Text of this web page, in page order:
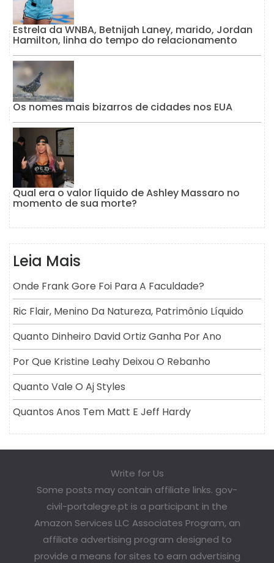
Estrela da WNBA, Betnijah Laney, marido, Jordan
Hamilton, linha do tempo do relacionamento
Os nomes mais bizarros de cidades nos EUA
Qual era o valor líquido de Ashley Massaro no
momento de sua morte?
Leia Mais
Onde Frank Gore Foi Para A Faculdade?
Ric Flair, Menino Da Natureza, Patrimônio Líquido
Quanto Dinheiro David Ortiz Ganha Por Ano
Por Que Kristine Leahy Deixou O Rebanho
Quanto Vale O Aj Styles
Quantos Anos Tem Matt E Jeff Hardy
Write for Us
Some posts may contain affiliate links. gov-
civil-portalegre.pt is a participant in the
Amazon Services LLC Associates Program, an
affiliate advertising program designed to
provide a means for sites to earn advertising